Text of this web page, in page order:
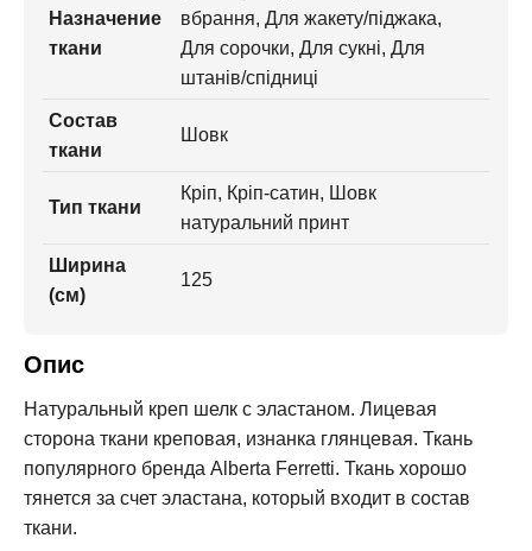
Назначение
ткани
вбрання, Для жакету/піджака,
Для сорочки, Для сукні, Для
штанів/спідниці
Состав
ткани
Шовк
Тип ткани
Кріп, Кріп-сатин, Шовк
натуральний принт
Ширина
(см)
125
Опис
Натуральный креп шелк с эластаном. Лицевая
сторона ткани креповая, изнанка глянцевая. Ткань
популярного бренда Alberta Ferretti. Ткань хорошо
тянется за счет эластана, который входит в состав
ткани.